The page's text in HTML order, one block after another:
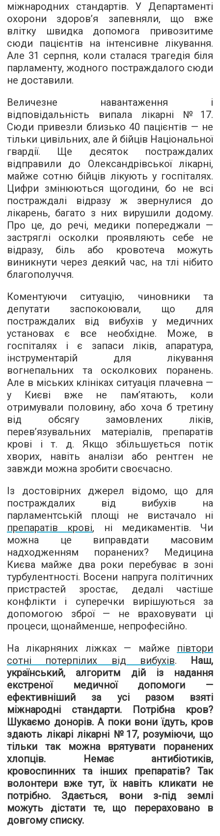
міжнародних стандартів. У Департаменті
охорони здоров’я запевняли, що вже
влітку швидка допомога привозитиме
сюди пацієнтів на інтенсивне лікування.
Але 31 серпня, коли сталася трагедія біля
парламенту, жодного постраждалого сюди
не доставили.
Величезне навантаження і
відповідальність випала лікарні №17.
Сюди привезли близько 40 пацієнтів — не
тільки цивільних, але й бійців Національної
гвардії. Ще десяток постраждалих
відправили до Олександрівської лікарні,
майже сотню бійців лікують у госпіталях.
Цифри змінюються щогодини, бо не всі
постраждалі відразу ж звернулися до
лікарень, багато з них вирушили додому.
Про це, до речі, медики попереджали —
застряглі осколки проявляють себе не
відразу, біль або кровотеча можуть
виникнути через деякий час, на тлі нібито
благополуччя.
Коментуючи ситуацію, чиновники та
депутати заспокоювали, що для
постраждалих від вибухів у медичних
установах є все необхідне. Може, в
госпіталях і є запаси ліків, апаратура,
інструментарій для лікування
вогнепальних та осколкових поранень.
Але в міських клініках ситуація плачевна —
у Києві вже не пам’ятають, коли
отримували половину, або хоча б третину
від обсягу замовлених ліків,
перев’язувальних матеріалів, препаратів
крові і т. д. Якщо збільшується потік
хворих, навіть аналізи або рентген не
завжди можна зробити своєчасно.
Із достовірних джерел відомо, що для
постраждалих від вибухів на
парламентській площі не вистачало ні
препаратів крові, ні медикаментів. Чи
можна це виправдати масовим
надходженням поранених? Медицина
Києва майже два роки перебуває в зоні
турбулентності. Восени напруга політичних
пристрастей зростає, дедалі частіше
конфлікти і суперечки вирішуються за
допомогою зброї — не враховувати ці
процеси, щонайменше, непрофесійно.
На лікарняних ліжках — майже півтори
сотні потерпілих від вибухів. Наш,
український, алгоритм дій із надання
екстреної медичної допомоги —
ефективніший за усі разом взяті
міжнародні стандарти. Потрібна кров?
Шукаємо донорів. А поки вони їдуть, кров
здають лікарі лікарні №17, розуміючи, що
тільки так можна врятувати поранених
хлопців. Немає антибіотиків,
кровоспинних та інших препаратів? Так
волонтери вже тут, їх навіть кликати не
потрібно. Здається, вони з-під землі
можуть дістати те, що перераховано в
довгому списку.